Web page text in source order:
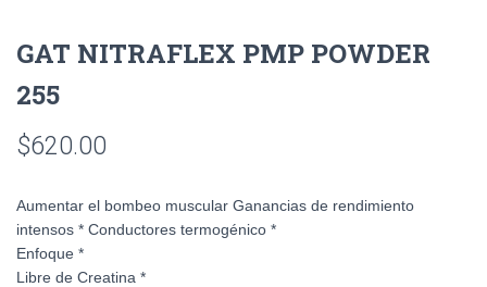
GAT NITRAFLEX PMP POWDER
255
$620.00
Aumentar el bombeo muscular Ganancias de rendimiento
intensos * Conductores termogénico *
Enfoque *
Libre de Creatina *